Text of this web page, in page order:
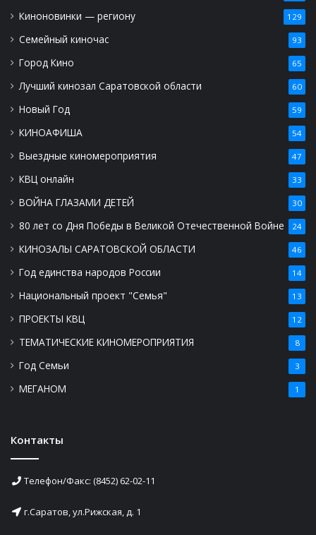
Киноновинки — региону 129
Семейный киночас 93
Город Кино 65
Лучший кинозал Саратовской области 60
Новый Год 59
КИНОАФИША 54
Выездные киномероприятия 47
КВЦ онлайн 33
ВОЙНА ГЛАЗАМИ ДЕТЕЙ 30
80 лет со Дня Победы в Великой Отечественной Войне 24
КИНОЗАЛЫ САРАТОВСКОЙ ОБЛАСТИ 46
Год единства народов России 14
Национальный проект "Семья" 13
ПРОЕКТЫ КВЦ 12
ТЕМАТИЧЕСКИЕ КИНОМЕРОПРИЯТИЯ 8
Год Семьи 3
МЕГАНОМ 1
Контакты
Телефон/Факс: (8452) 62-02-11
г.Саратов, ул.Рижская, д. 1